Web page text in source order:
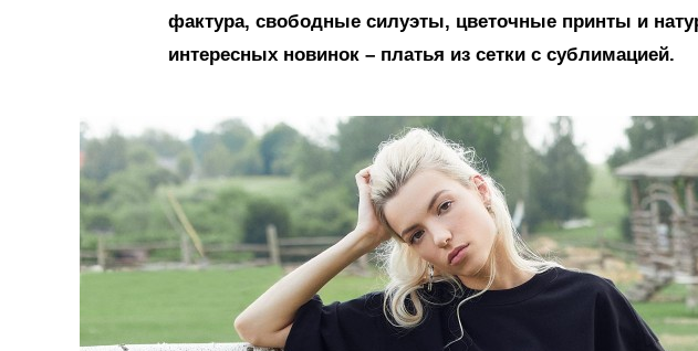
фактура, свободные силуэты, цветочные принты и
интересных новинок – платья из сетки с сублимацией.